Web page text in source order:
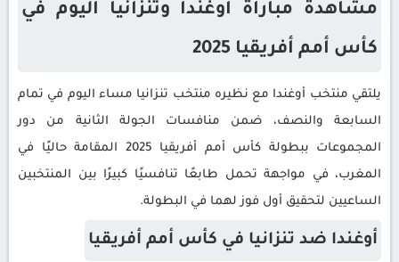
مشاهدة مباراة أوغندا وتنزانيا اليوم في
كأس أمم أفريقيا 2025
يلتقي منتخب أوغندا مع نظيره منتخب تنزانيا مساء اليوم في تمام
السابعة والنصف، ضمن منافسات الجولة الثانية من دور
المجموعات ببطولة كأس أمم أفريقيا 2025 المقامة حاليًا في
المغرب، في مواجهة تحمل طابعًا تنافسيًا كبيرًا بين المنتخبين
الساعيين لتحقيق أول فوز لهما في البطولة.
أوغندا ضد تنزانيا في كأس أمم أفريقيا